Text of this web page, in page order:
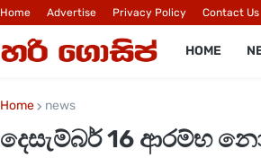
Home Advertise Privacy Policy Contact Us
HOME
Home news
දෙසැම්බර් 16 ආරම්භ